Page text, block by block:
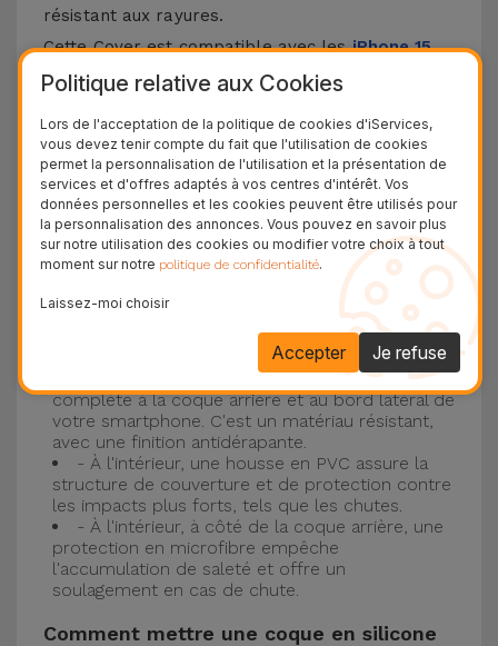
résistant aux rayures.
Cette Cover est compatible avec lesiPhone 15,
14, 13, 12, entre autres, ainsi qu'avec le modèle le
Protection à 3 couches avec coques en
silicone
Nos coques en silicone pour iPhone ont une
construction robuste et de qualité, avec une
construction à trois couches, pour éviter au
maximum les accidents et les casses !
- Une première couche de silicone liquide
donne de la couleur et une couverture
complète à la coque arrière et au bord latéral de
votre smartphone. C'est un matériau résistant,
avec une finition antidérapante.
- À l'intérieur, une housse en PVC assure la
structure de couverture et de protection contre
les impacts plus forts, tels que les chutes.
- À l'intérieur, à côté de la coque arrière, une
protection en microfibre empêche
l'accumulation de saleté et offre un
soulagement en cas de chute.
Comment mettre une coque en silicone
Politique relative aux Cookies
Lors de l'acceptation de la politique de cookies d'iServices,
vous devez tenir compte du fait que l'utilisation de cookies
permet la personnalisation de l'utilisation et la présentation de
services et d'offres adaptés à vos centres d'intérêt. Vos
données personnelles et les cookies peuvent être utilisés pour
la personnalisation des annonces. Vous pouvez en savoir plus
sur notre utilisation des cookies ou modifier votre choix à tout
moment sur notre politique de confidentialité.
Laissez-moi choisir
Je refuse
Accepter